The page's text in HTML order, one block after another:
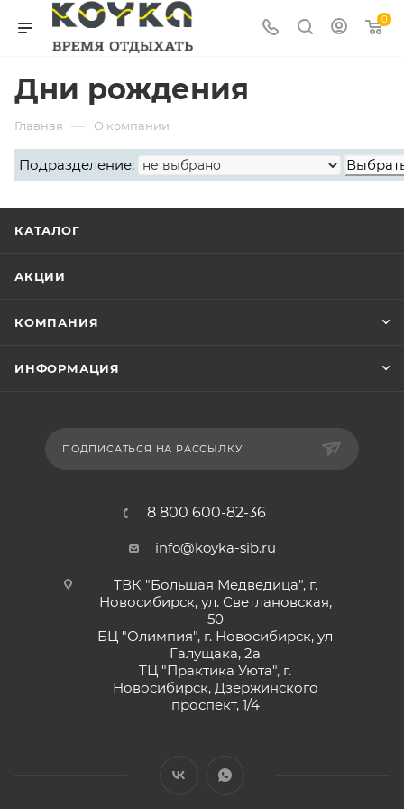
0
Дни рождения
Главная — О компании
Подразделение:
КАТАЛОГ
АКЦИИ
КОМПАНИЯ
ИНФОРМАЦИЯ
ПОДПИСАТЬСЯ НА РАССЫЛКУ
8 800 600-82-36
info@koyka-sib.ru
ТВК "Большая Медведица", г.
Новосибирск, ул. Светлановская,
50
БЦ "Олимпия", г. Новосибирск, ул
Галущака, 2а
ТЦ "Практика Уюта", г.
Новосибирск, Дзержинского
проспект, 1/4